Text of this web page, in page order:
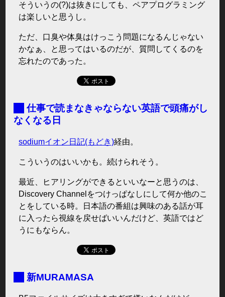
そういうの(?)は抜きにしても、ペアプログラミング
は楽しいと思うし。
ただ、口臭や体臭はけっこう問題になるんじゃない
かなぁ、と思ってはいるのだが、質問してくるのを
忘れたのであった。
仕事で読まなきゃならない英語で頭痛がし
なくなる日
sodiumイオン日記(もどき)経由。
こういうのはいいかも。続けられそう。
最近、ヒアリングができるといいなーと思うのは、
Discovery Channelをつけっぱなしにして何か他のこ
とをしている時。日本語の番組は興味のある話が耳
に入ったら視線を戻せばいいんだけど、英語ではど
うにもならん。
新MURAMASA